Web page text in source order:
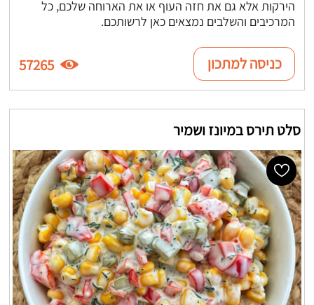
הירקות אלא גם את חזה העוף או את הארוחה שלכם, כל
המרכיבים והשלבים נמצאים כאן לרשותכם.
כניסה למתכון 57265
סלט תירס במיונז ושמיר